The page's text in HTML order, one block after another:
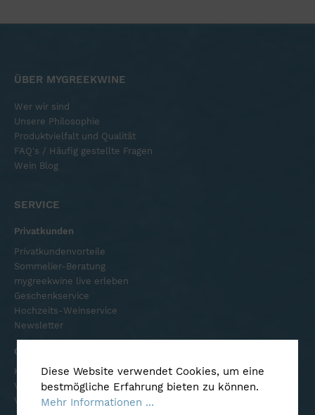
ÜBER MYGREEKWINE
Wer wir sind
Unsere Philosophie
Produktvielfalt und Qualität
FAQ's / Häufig gestellte Fragen
Wein Blog
SERVICE
Privatkunden
Privatkundenvorteile
Sommelier-Beratung
mygreekwine live erleben
Geschenkservice
Hochzeits-Weinservice
Newsletter
Gastronomie und Fachhandel
Kompetenter Partner
Vorteile Gastronomie
Vorteile Fachhandel
Diese Website verwendet Cookies, um eine
bestmögliche Erfahrung bieten zu können.
Mehr Informationen ...